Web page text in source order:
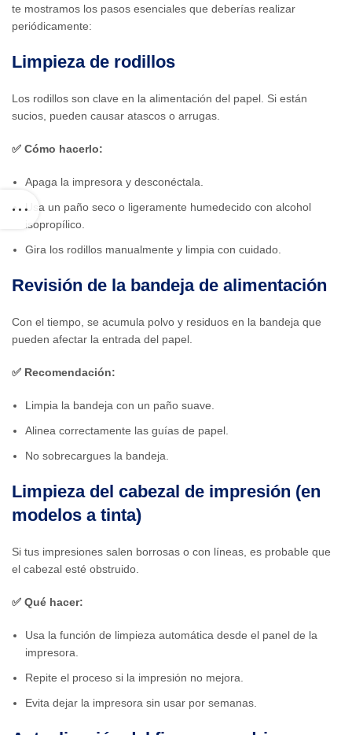
te mostramos los pasos esenciales que deberías realizar
periódicamente:
Limpieza de rodillos
Los rodillos son clave en la alimentación del papel. Si están
sucios, pueden causar atascos o arrugas.
✅ Cómo hacerlo:
Apaga la impresora y desconéctala.
Usa un paño seco o ligeramente humedecido con alcohol
isopropílico.
Gira los rodillos manualmente y limpia con cuidado.
Revisión de la bandeja de alimentación
Con el tiempo, se acumula polvo y residuos en la bandeja que
pueden afectar la entrada del papel.
✅ Recomendación:
Limpia la bandeja con un paño suave.
Alinea correctamente las guías de papel.
No sobrecargues la bandeja.
Limpieza del cabezal de impresión (en
modelos a tinta)
Si tus impresiones salen borrosas o con líneas, es probable que
el cabezal esté obstruido.
✅ Qué hacer:
Usa la función de limpieza automática desde el panel de la
impresora.
Repite el proceso si la impresión no mejora.
Evita dejar la impresora sin usar por semanas.